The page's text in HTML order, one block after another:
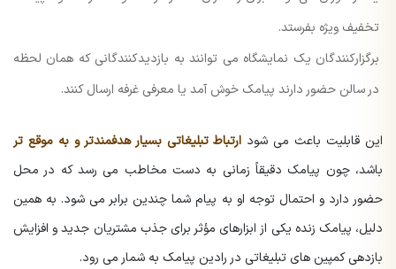
تخفیف ویژه بفرستد.
برگزارکنندگان یک نمایشگاه می توانند به بازدیدکنندگانی که همان لحظه
در سالن حضور دارند پیامک خوش آمد یا معرفی غرفه ارسال کنند.
این قابلیت باعث می شود ارتباط تبلیغاتی بسیار هدفمندتر و به موقع تر
باشد، چون پیامک دقیقاً زمانی به دست مخاطب می رسد که در محل
حضور دارد و احتمال توجه او به پیام شما چندین برابر می شود. به همین
دلیل، پیامک زنده یکی از ابزارهای مؤثر برای جذب مشتریان جدید و افزایش
بازدهی کمپین های تبلیغاتی در رادین پیامک به شمار می رود.